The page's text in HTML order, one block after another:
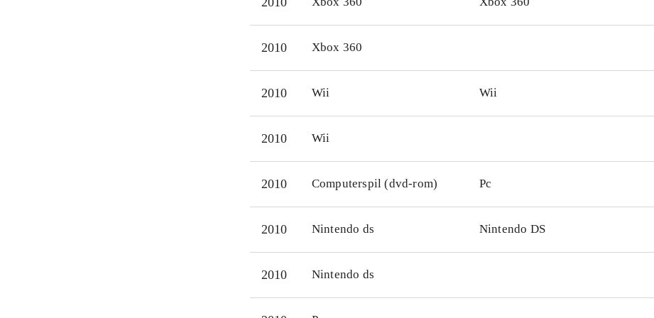
2010 Xbox 360
2010 Wii Wii
2010 Wii
2010 Computerspil (dvd-rom) Pc
2010 Nintendo ds Nintendo DS
2010 Nintendo ds